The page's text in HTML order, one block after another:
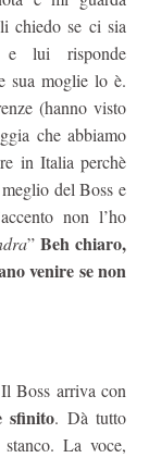
chiedo se ci sia
e lui risponde
sua moglie lo è.
(hanno visto
che abbiamo
in Italia perchè
del Boss e
non l’ho
” Beh chiaro,
venire se non
Boss arriva con
sfinito. Dà tutto
La voce,